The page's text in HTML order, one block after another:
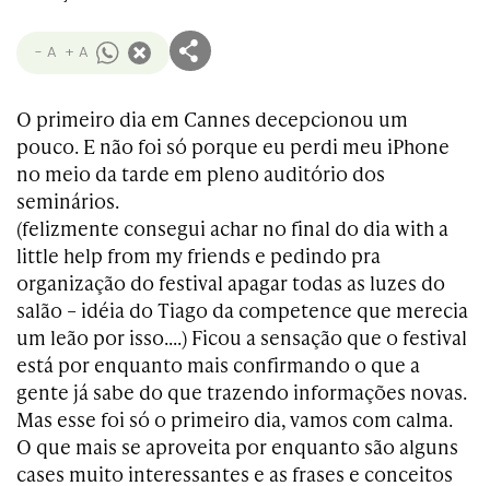
Transformation
Commerce
Creative
Effectiveness
Creative
Strategy
Entertainment
for Music
for Sport
Film
Pharma
Creative Brand
Transformation
Creative
Commerce
Creative Data
Entertainment
Entertainment
Entertainment
for Music
for Sport
Media
- A + A
O primeiro dia em Cannes decepcionou um
pouco. E não foi só porque eu perdi meu iPhone
no meio da tarde em pleno auditório dos
seminários.
(felizmente consegui achar no final do dia with a
little help from my friends e pedindo pra
organização do festival apagar todas as luzes do
salão – idéia do Tiago da competence que merecia
um leão por isso….) Ficou a sensação que o festival
está por enquanto mais confirmando o que a
gente já sabe do que trazendo informações novas.
Mas esse foi só o primeiro dia, vamos com calma.
O que mais se aproveita por enquanto são alguns
cases muito interessantes e as frases e conceitos